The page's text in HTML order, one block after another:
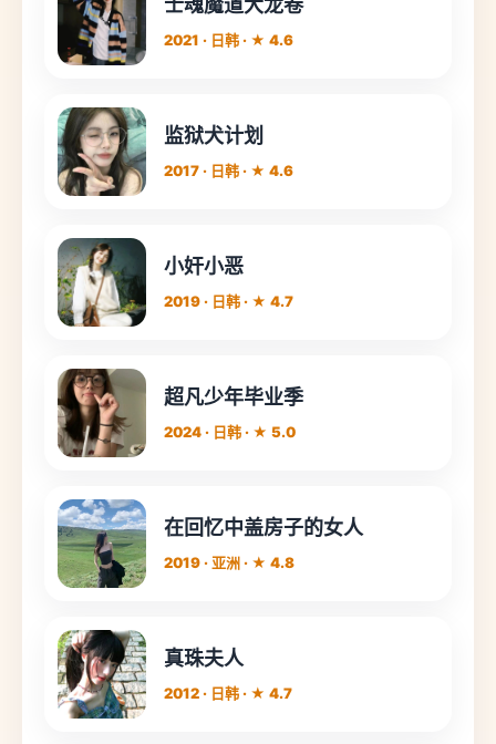
士魂魔道大龙卷
2021 · 日韩 · ★ 4.6
监狱犬计划
2017 · 日韩 · ★ 4.6
小奸小恶
2019 · 日韩 · ★ 4.7
超凡少年毕业季
2024 · 日韩 · ★ 5.0
在回忆中盖房子的女人
2019 · 亚洲 · ★ 4.8
真珠夫人
2012 · 日韩 · ★ 4.7